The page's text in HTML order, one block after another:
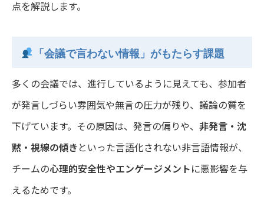
点を解説します。
「会議で言わない情報」がもたらす課題
多くの会議では、進行しているように見えても、参加者
が発言しづらい雰囲気や無言の圧力が残り、議論の質を
下げています。その原因は、発言の偏りや、 非発言・沈
黙・視線の傾き といった言語化されない非言語情報が、
チームの心理的安全性やエンゲージメント に悪影響を与
えるためです。